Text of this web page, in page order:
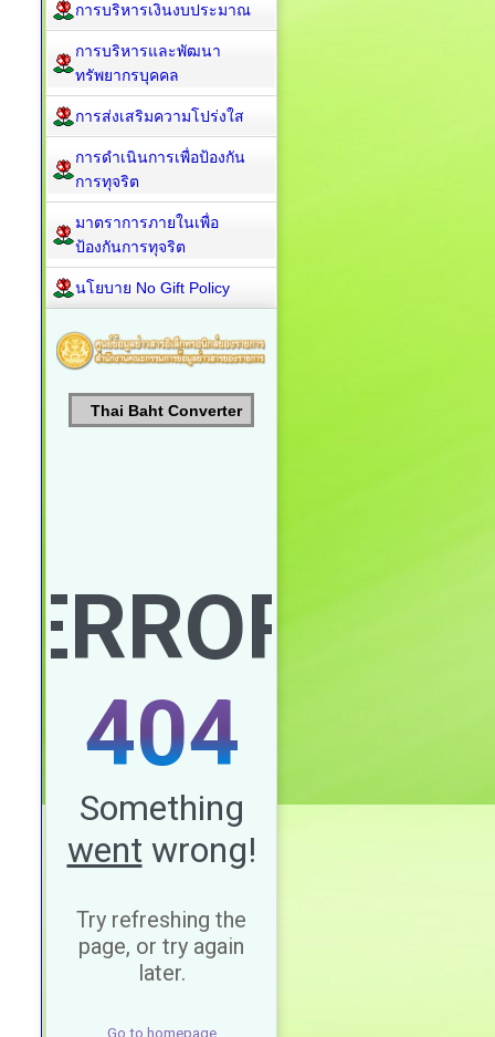
การบริหารเงินงบประมาณ
การบริหารและพัฒนา
ทรัพยากรบุคคล
การส่งเสริมความโปร่งใส
การดำเนินการเพื่อป้องกัน
การทุจริต
มาตราการภายในเพื่อ
ป้องกันการทุจริต
นโยบาย No Gift Policy
Thai Baht Converter